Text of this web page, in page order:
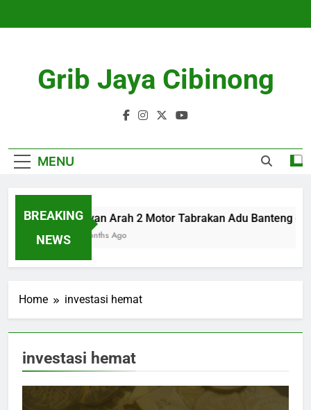
Grib Jaya Cibinong
MENU
BREAKING
NEWS
Lawan Arah 2 Motor Tabrakan Adu Banteng di
4 Months Ago
Home investasi hemat
investasi hemat